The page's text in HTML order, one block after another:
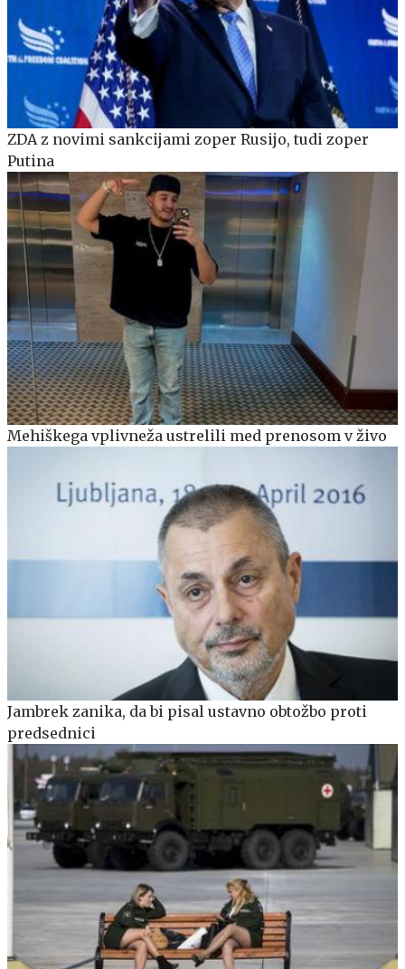
ZDA z novimi sankcijami zoper Rusijo, tudi zoper
Putina
Mehiškega vplivneža ustrelili med prenosom v živo
Jambrek zanika, da bi pisal ustavno obtožbo proti
predsednici